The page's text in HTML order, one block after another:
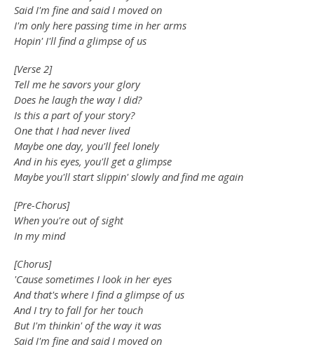
Said I'm fine and said I moved on
I'm only here passing time in her arms
Hopin' I'll find a glimpse of us
[Verse 2]
Tell me he savors your glory
Does he laugh the way I did?
Is this a part of your story?
One that I had never lived
Maybe one day, you'll feel lonely
And in his eyes, you'll get a glimpse
Maybe you'll start slippin' slowly and find me again
[Pre-Chorus]
When you're out of sight
In my mind
[Chorus]
'Cause sometimes I look in her eyes
And that's where I find a glimpse of us
And I try to fall for her touch
But I'm thinkin' of the way it was
Said I'm fine and said I moved on